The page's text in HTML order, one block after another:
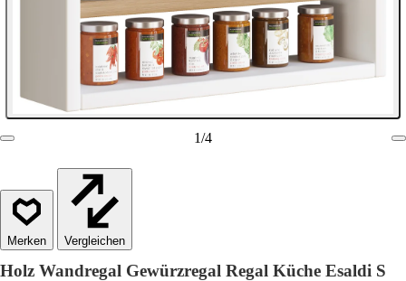
1/4
Vergleichen
Holz Wandregal Gewürzregal Regal Küche Esaldi S